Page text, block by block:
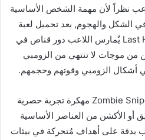
نظراً لأن مهمة الشخص الأساسية
الشكل والهجوم, بعد تحميل لعبة
Last Hope Sniper Zombie War 3 يٌمارس اللاعب دور قناص في
من موجات لا تنتهي من الزومبي
أشكال الزومبي وقوتهم وحجمهم.
تقدم لعبة Zombie Sniper War 3 Fire FPS مهكرة تجربة حصرية
أو الأكشن من العناصر الأساسية
بدقة على أهداف مُتحركة في بيئات